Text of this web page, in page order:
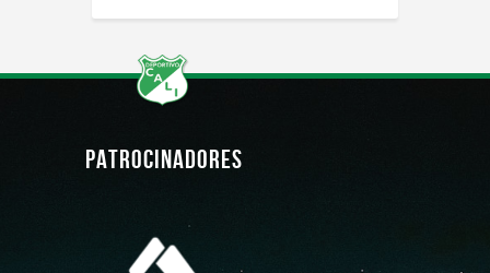
PATROCINADORES